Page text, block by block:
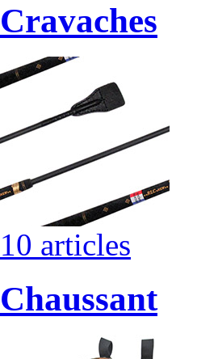
Cravaches
10 articles
Chaussant